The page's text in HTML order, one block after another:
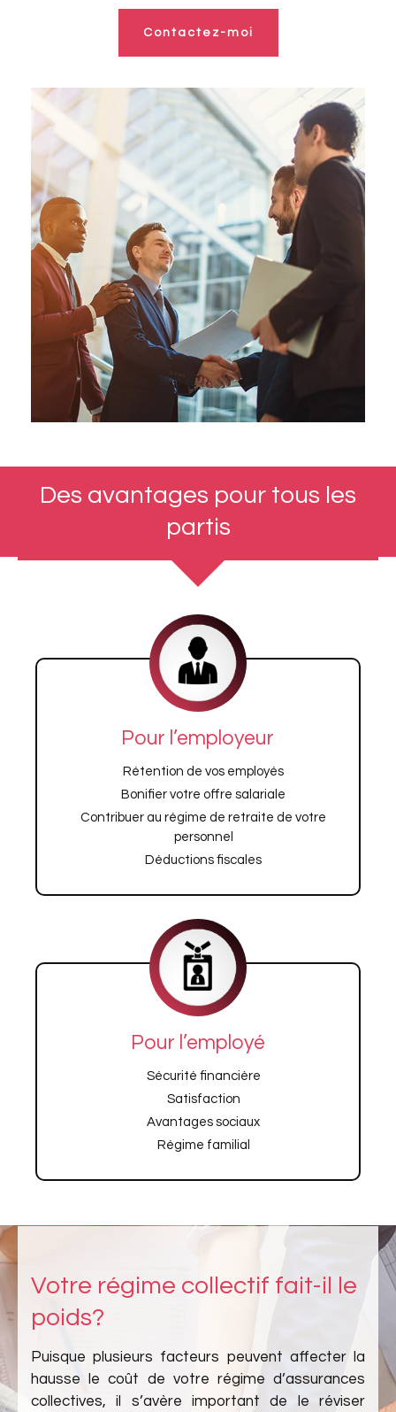
Contactez-moi
Des avantages pour tous les
partis
Pour l’employeur
Rétention de vos employés
Bonifier votre offre salariale
Contribuer au régime de retraite de votre
personnel
Déductions fiscales
Pour l’employé
Sécurité financière
Satisfaction
Avantages sociaux
Régime familial
Votre régime collectif fait-il le
poids?
Puisque plusieurs facteurs peuvent affecter la
hausse le coût de votre régime d’assurances
collectives, il s’avère important de le réviser